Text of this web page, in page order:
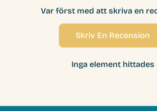
Var först med att skriva en
Skriv En Recension
Inga element hittades